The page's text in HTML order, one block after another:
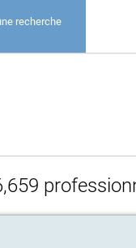
recherche